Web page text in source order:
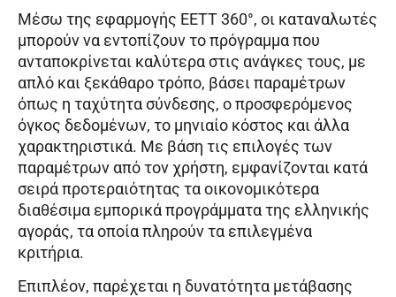
Μέσω της εφαρμογής ΕΕΤΤ 360°, οι καταναλωτές
μπορούν να εντοπίζουν το πρόγραμμα που
ανταποκρίνεται καλύτερα στις ανάγκες τους, με
απλό και ξεκάθαρο τρόπο, βάσει παραμέτρων
όπως η ταχύτητα σύνδεσης, ο προσφερόμενος
όγκος δεδομένων, το μηνιαίο κόστος και άλλα
χαρακτηριστικά. Με βάση τις επιλογές των
παραμέτρων από τον χρήστη, εμφανίζονται κατά
σειρά προτεραιότητας τα οικονομικότερα
διαθέσιμα εμπορικά προγράμματα της ελληνικής
αγοράς, τα οποία πληρούν τα επιλεγμένα
κριτήρια.
Επιπλέον, παρέχεται η δυνατότητα μετάβασης